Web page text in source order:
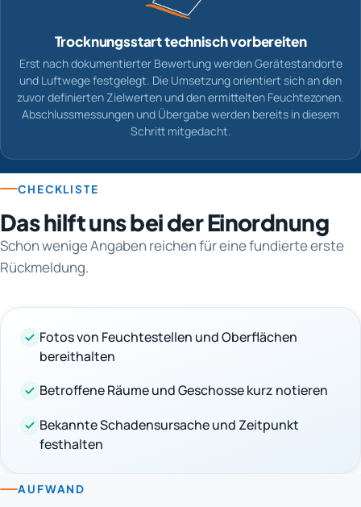
Trocknungsstart technisch vorbereiten
Erst nach dokumentierter Bewertung werden Gerätestandorte
und Luftwege festgelegt. Die Umsetzung orientiert sich an den
zuvor definierten Zielwerten und den ermittelten Feuchtezonen.
Abschlussmessungen und Übergabe werden bereits in diesem
Schritt mitgedacht.
CHECKLISTE
Das hilft uns bei der Einordnung
Schon wenige Angaben reichen für eine fundierte erste
Rückmeldung.
Fotos von Feuchtestellen und Oberflächen
bereithalten
Betroffene Räume und Geschosse kurz notieren
Bekannte Schadensursache und Zeitpunkt
festhalten
AUFWAND